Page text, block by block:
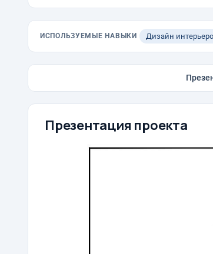
ИСПОЛЬЗУЕМЫЕ НАВЫКИ Дизайн
Презентация проекта